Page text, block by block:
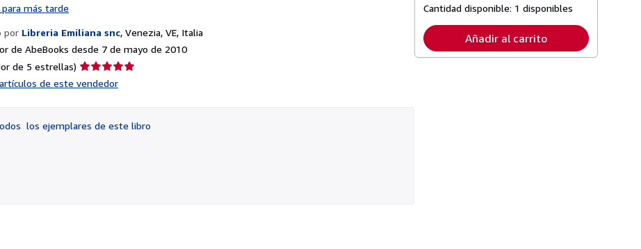
para más tarde
por Libreria Emiliana snc, Venezia, VE, Italia
de AbeBooks desde 7 de mayo de 2010
de 5 estrellas) Calificación
de este vendedor
los ejemplares de este libro
tarifas
envío
Cantidad disponible: 1 disponibles
Añadir al carrito